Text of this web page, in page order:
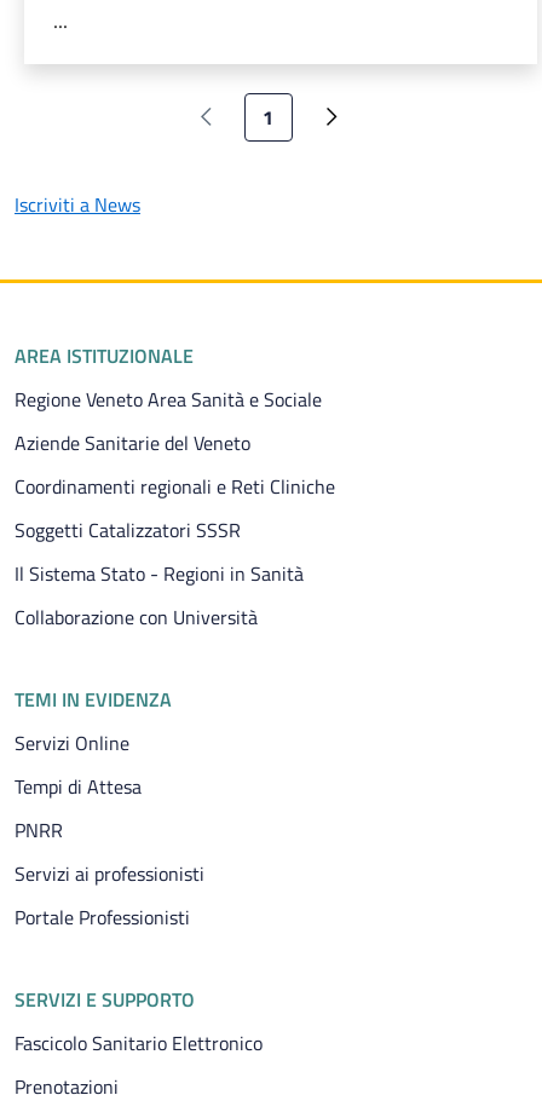
...
Pagina precedente
Pagina attuale
1 Pagina successiva
Iscriviti a News
Piè di pagina
AREA ISTITUZIONALE
Regione Veneto Area Sanità e Sociale
Aziende Sanitarie del Veneto
Coordinamenti regionali e Reti Cliniche
Soggetti Catalizzatori SSSR
Il Sistema Stato - Regioni in Sanità
Collaborazione con Università
TEMI IN EVIDENZA
Servizi Online
Tempi di Attesa
PNRR
Servizi ai professionisti
Portale Professionisti
SERVIZI E SUPPORTO
Fascicolo Sanitario Elettronico
Prenotazioni